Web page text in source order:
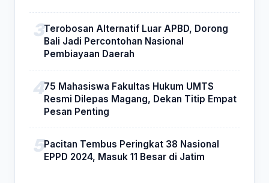
Terobosan Alternatif Luar APBD, Dorong
Bali Jadi Percontohan Nasional
Pembiayaan Daerah
75 Mahasiswa Fakultas Hukum UMTS
Resmi Dilepas Magang, Dekan Titip Empat
Pesan Penting
Pacitan Tembus Peringkat 38 Nasional
EPPD 2024, Masuk 11 Besar di Jatim